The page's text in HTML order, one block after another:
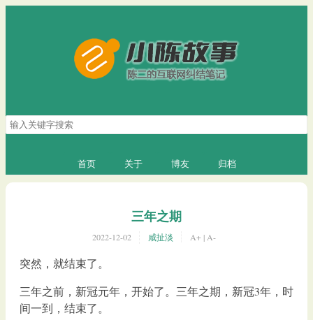
搜
索
字
首页 关于 博友 归档
三年之期
2022-12-02 咸扯淡 A+ |A-
突然，就结束了。
三年之前，新冠元年，开始了。三年之期，新冠3年，时
间一到，结束了。